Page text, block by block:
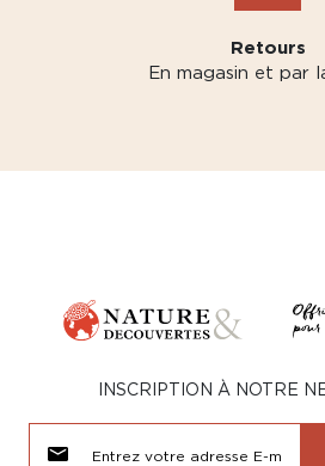
Retours
En magasin et par
INSCRIPTION À NOTRE